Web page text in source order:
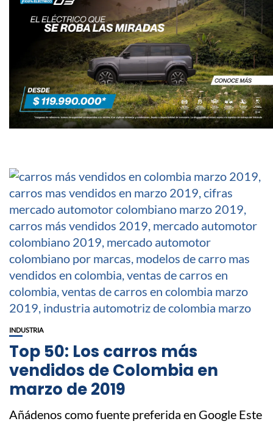
INDUSTRIA
Top 50: Los carros más
vendidos de Colombia en
marzo de 2019
Añádenos como fuente preferida en Google Este